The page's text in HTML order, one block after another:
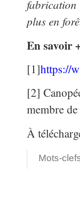
plus en
En savoir
[1]https://
[2]
membre
À
Mots-